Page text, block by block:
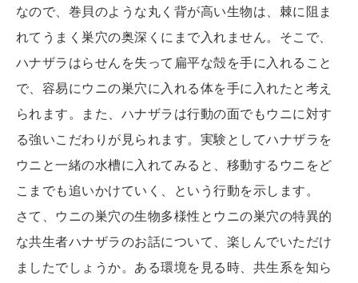
なので、巻貝のような丸く背が高い生物は、棘に阻ま
れてうまく巣穴の奥深くにまで入れません。そこで、
ハナザラはらせんを失って扁平な殻を手に入れること
で、容易にウニの巣穴に入れる体を手に入れたと考え
られます。また、ハナザラは行動の面でもウニに対す
る強いこだわりが見られます。実験としてハナザラを
ウニと一緒の水槽に入れてみると、移動するウニをど
こまでも追いかけていく、という行動を示します。
さて、ウニの巣穴の生物多様性とウニの巣穴の特異的
な共生者ハナザラのお話について、楽しんでいただけ
ましたでしょうか。ある環境を見る時、共生系を知ら